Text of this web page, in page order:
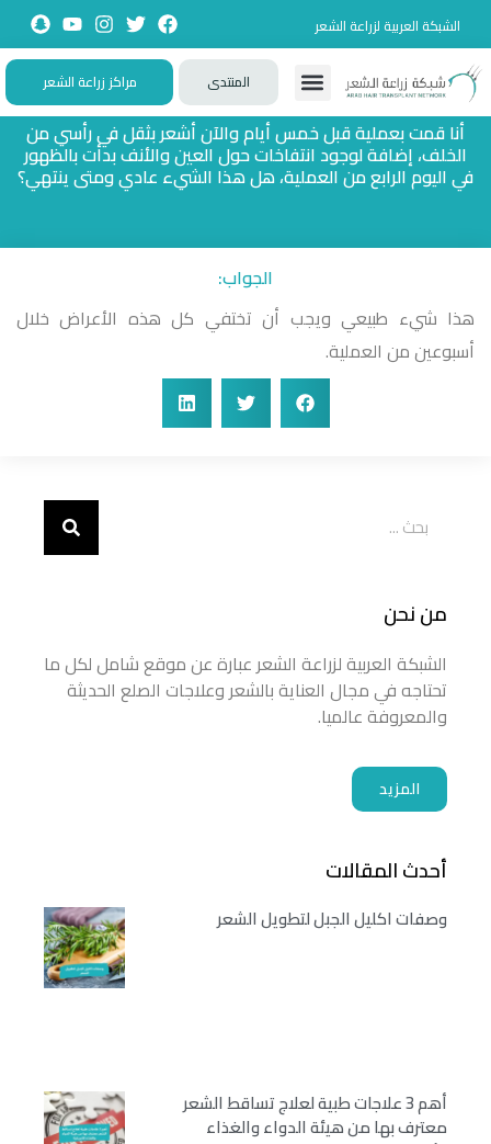
الشبكة العربية لزراعة الشعر
المنتدى مراكز زراعة الشعر
أنا قمت بعملية قبل خمس أيام والآن أشعر بثقل في رأسي من
الخلف، إضافة لوجود انتفاخات حول العين والأنف بدأت بالظهور
في اليوم الرابع من العملية، هل هذا الشيء عادي ومتى ينتهي؟
الجواب:
هذا شيء طبيعي ويجب أن تختفي كل هذه الأعراض خلال
أسبوعين من العملية.
من نحن
الشبكة العربية لزراعة الشعر عبارة عن موقع شامل لكل ما
تحتاجه في مجال العناية بالشعر وعلاجات الصلع الحديثة
والمعروفة عالميا.
المزيد
أحدث المقالات
وصفات اكليل الجبل لتطويل الشعر
أهم 3 علاجات طبية لعلاج تساقط الشعر
معترف بها من هيئة الدواء والغذاء